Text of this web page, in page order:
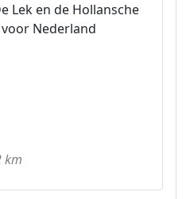
Lek en de Hollansche
Nederland
km